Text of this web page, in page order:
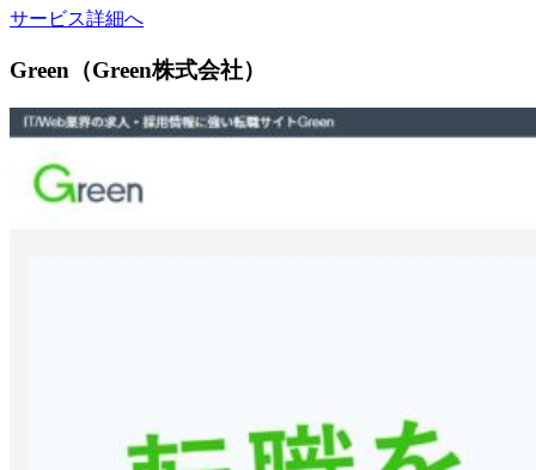
サービス詳細へ
Green（Green株式会社）